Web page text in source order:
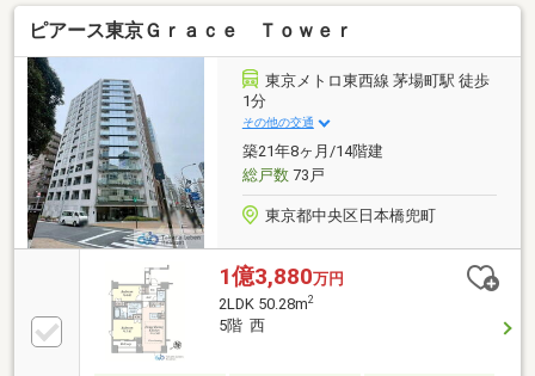
ーション済み◇お部屋の特長◇■LDK11.8帖、リビング
横の洋室4.5帖と繋げて利用可能■5.5帖の洋室にはウォ
ークインクローゼットあり◇リノベーション内容
(2025年9月完了)◇■ユニットバス交換■洗面化粧台交
換■温水洗浄便座交換■全フローリング上張り■全クロ
ス貼替■洗濯機用防水パン交換■冷暖房エアコン１基交
換（LD）■ガス給湯器交換 等
ピアース東京Ｇｒａｃｅ Ｔｏｗｅｒ
東京メトロ東西線 茅場町駅 徒歩
1分
その他の交通
築21年8ヶ月/14階建
総戸数73戸
東京都中央区日本橋兜町
1億3,880万円
2LDK 50.28m2
5階 西